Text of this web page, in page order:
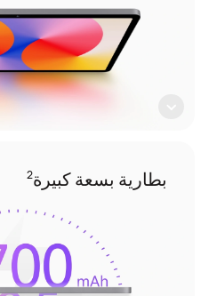
بطارية بسعة كبيرة2